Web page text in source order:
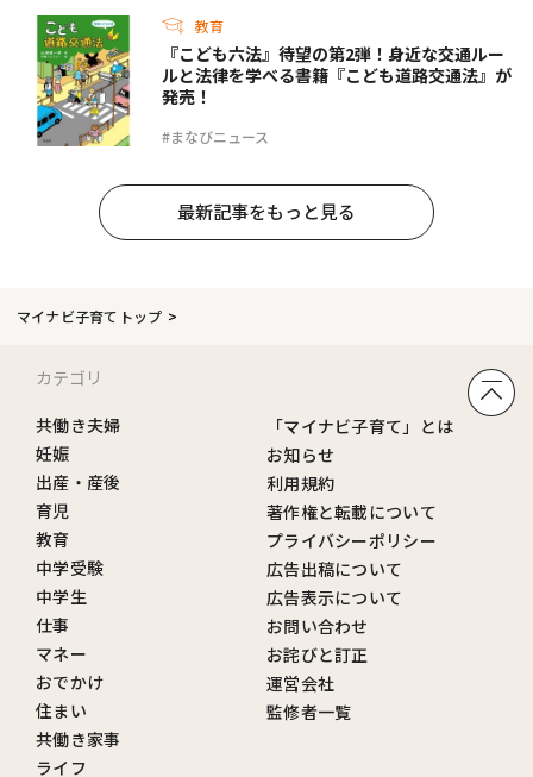
教育
#まなびニュース
『こども六法』待望の第2弾！身近な交通ルー
ルと法律を学べる書籍『こども道路交通法』が
発売！
最新記事をもっと見る
マイナビ子育てトップ
カテゴリ
共働き夫婦
妊娠
出産・産後
育児
教育
中学受験
中学生
仕事
マネー
おでかけ
住まい
共働き家事
ライフ
「マイナビ子育て」とは
お知らせ
利用規約
著作権と転載について
プライバシーポリシー
広告出稿について
広告表示について
お問い合わせ
お詫びと訂正
運営会社
監修者一覧